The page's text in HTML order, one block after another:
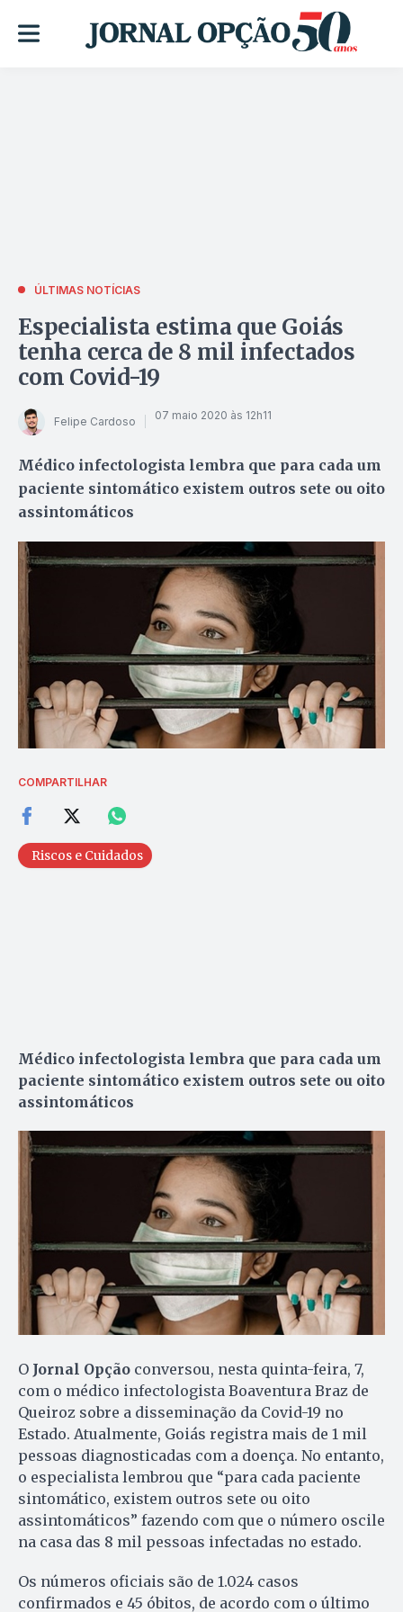
ÚLTIMAS NOTÍCIAS
Especialista estima que Goiás
tenha cerca de 8 mil infectados
com Covid-19
Felipe Cardoso 07 maio 2020 às 12h11
Médico infectologista lembra que para cada um
paciente sintomático existem outros sete ou oito
assintomáticos
COMPARTILHAR
Riscos e Cuidados
Médico infectologista lembra que para cada um
paciente sintomático existem outros sete ou oito
assintomáticos
O Jornal Opção conversou, nesta quinta-feira, 7,
com o médico infectologista Boaventura Braz de
Queiroz sobre a disseminação da Covid-19 no
Estado. Atualmente, Goiás registra mais de 1 mil
pessoas diagnosticadas com a doença. No entanto,
o especialista lembrou que “para cada paciente
sintomático, existem outros sete ou oito
assintomáticos” fazendo com que o número oscile
na casa das 8 mil pessoas infectadas no estado.
Os números oficiais são de 1.024 casos
confirmados e 45 óbitos, de acordo com o último